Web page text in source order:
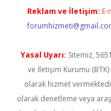
Reklam ve İletişim: E-
Yasal Uyarı: Sitemiz,
ve İletişim Kurumu (BTK)
olarak hizmet
olarak denetleme veya